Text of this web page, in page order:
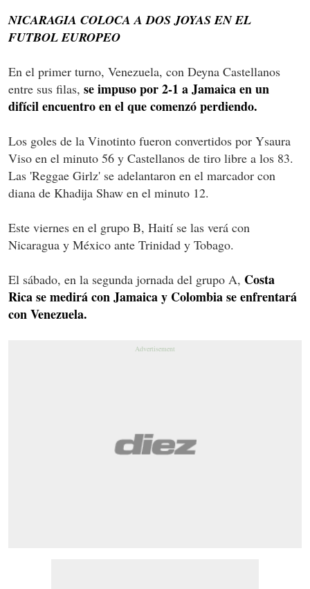
NICARAGIA COLOCA A DOS JOYAS EN EL
FUTBOL EUROPEO
En el primer turno, Venezuela, con Deyna Castellanos
entre sus filas, se impuso por 2-1 a Jamaica en un
difícil encuentro en el que comenzó perdiendo.
Los goles de la Vinotinto fueron convertidos por Ysaura
Viso en el minuto 56 y Castellanos de tiro libre a los 83.
Las 'Reggae Girlz' se adelantaron en el marcador con
diana de Khadija Shaw en el minuto 12.
Este viernes en el grupo B, Haití se las verá con
Nicaragua y México ante Trinidad y Tobago.
El sábado, en la segunda jornada del grupo A, Costa
Rica se medirá con Jamaica y Colombia se enfrentará
con Venezuela.